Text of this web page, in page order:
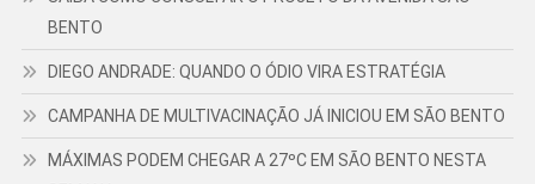
BENTO
DIEGO ANDRADE: QUANDO O ÓDIO VIRA ESTRATÉGIA
CAMPANHA DE MULTIVACINAÇÃO JÁ INICIOU EM SÃO BENTO
MÁXIMAS PODEM CHEGAR A 27ºC EM SÃO BENTO NESTA